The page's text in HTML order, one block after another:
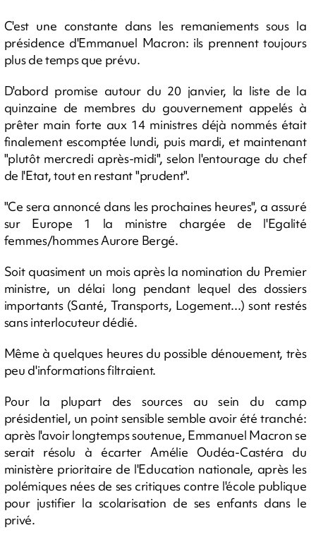
C'est une constante dans les remaniements sous la
présidence d'Emmanuel Macron: ils prennent toujours
plus de temps que prévu.
D'abord promise autour du 20 janvier, la liste de la
quinzaine de membres du gouvernement appelés à
prêter main forte aux 14 ministres déjà nommés était
finalement escomptée lundi, puis mardi, et maintenant
"plutôt mercredi après-midi", selon l'entourage du chef
de l'Etat, tout en restant "prudent".
"Ce sera annoncé dans les prochaines heures", a assuré
sur Europe 1 la ministre chargée de l'Egalité
femmes/hommes Aurore Bergé.
Soit quasiment un mois après la nomination du Premier
ministre, un délai long pendant lequel des dossiers
importants (Santé, Transports, Logement...) sont restés
sans interlocuteur dédié.
Même à quelques heures du possible dénouement, très
peu d'informations filtraient.
Pour la plupart des sources au sein du camp
présidentiel, un point sensible semble avoir été tranché:
après l'avoir longtemps soutenue, Emmanuel Macron se
serait résolu à écarter Amélie Oudéa-Castéra du
ministère prioritaire de l'Education nationale, après les
polémiques nées de ses critiques contre l'école publique
pour justifier la scolarisation de ses enfants dans le
privé.